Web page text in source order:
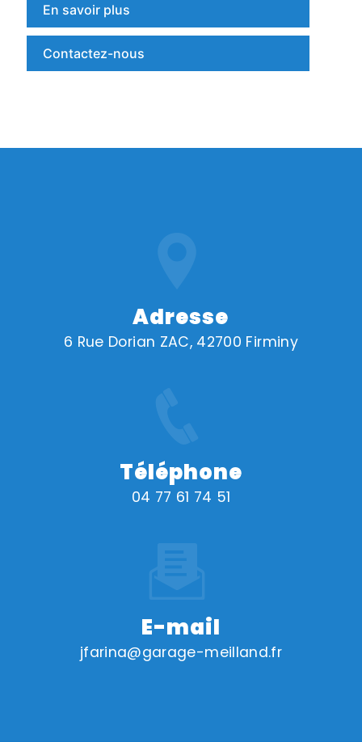
En savoir plus
Contactez-nous
Adresse
6 Rue Dorian ZAC, 42700 Firminy
Téléphone
04 77 61 74 51
E-mail
jfarina@garage-meilland.fr